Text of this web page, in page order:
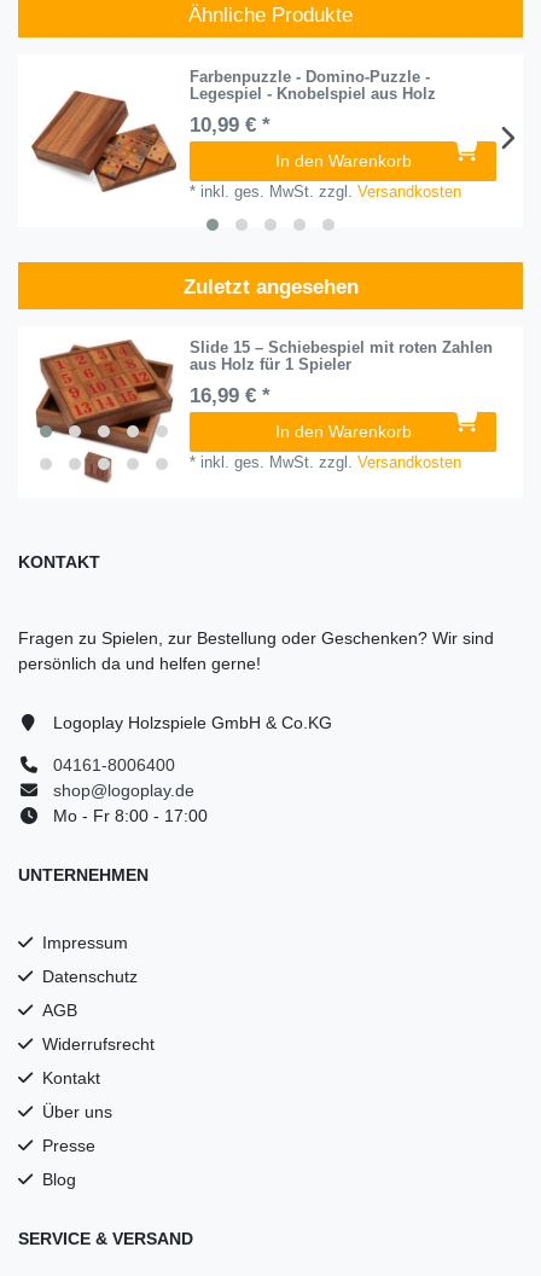
Ähnliche Produkte
Farbenpuzzle - Domino-Puzzle -
Legespiel - Knobelspiel aus Holz
10,99 € *
In den Warenkorb
* inkl. ges. MwSt. zzgl.Versandkosten
Zuletzt angesehen
Slide 15 – Schiebespiel mit roten Zahlen
aus Holz für 1 Spieler
16,99 € *
In den Warenkorb
* inkl. ges. MwSt. zzgl.Versandkosten
KONTAKT
Fragen zu Spielen, zur Bestellung oder Geschenken? Wir sind
persönlich da und helfen gerne!
Logoplay Holzspiele GmbH & Co.KG
04161-8006400
shop@logoplay.de
Mo - Fr 8:00 - 17:00
UNTERNEHMEN
Impressum
Datenschutz
AGB
Widerrufsrecht
Kontakt
Über uns
Presse
Blog
SERVICE & VERSAND